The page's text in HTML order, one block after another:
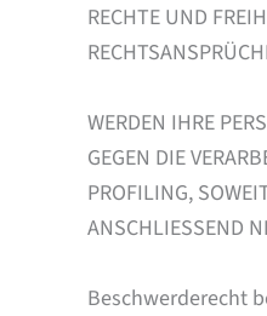
RECHTE UND
WERDEN IHRE
GEGEN DIE
PROFILING,
ANSCHLIESSEND
Beschwerde­recht